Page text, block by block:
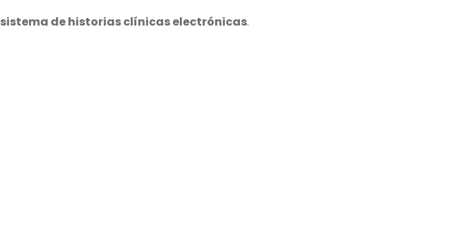
sistema de historias clínicas electrónicas.